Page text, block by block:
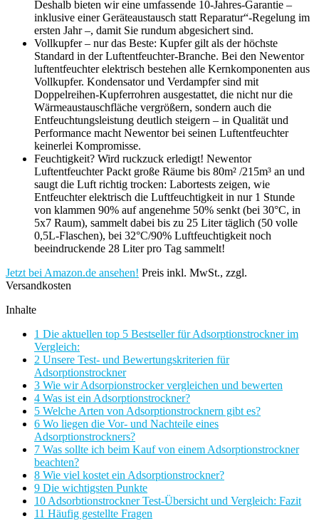
Deshalb bieten wir eine umfassende 10-Jahres-Garantie –
inklusive einer Geräteaustausch statt Reparatur“-Regelung im
ersten Jahr –, damit Sie rundum abgesichert sind.
Vollkupfer – nur das Beste: Kupfer gilt als der höchste
Standard in der Luftentfeuchter-Branche. Bei den Newentor
luftentfeuchter elektrisch bestehen alle Kernkomponenten aus
Vollkupfer. Kondensator und Verdampfer sind mit
Doppelreihen-Kupferrohren ausgestattet, die nicht nur die
Wärmeaustauschfläche vergrößern, sondern auch die
Entfeuchtungsleistung deutlich steigern – in Qualität und
Performance macht Newentor bei seinen Luftentfeuchter
keinerlei Kompromisse.
Feuchtigkeit? Wird ruckzuck erledigt! Newentor
Luftentfeuchter Packt große Räume bis 80m² /215m³ an und
saugt die Luft richtig trocken: Labortests zeigen, wie
Entfeuchter elektrisch die Luftfeuchtigkeit in nur 1 Stunde
von klammen 90% auf angenehme 50% senkt (bei 30°C, in
5x7 Raum), sammelt dabei bis zu 25 Liter täglich (50 volle
0,5L-Flaschen), bei 32°C/90% Luftfeuchtigkeit noch
beeindruckende 28 Liter pro Tag sammelt!
Jetzt bei Amazon.de ansehen! Preis inkl. MwSt., zzgl.
Versandkosten
Inhalte
1 Die aktuellen top 5 Bestseller für Adsorptionstrockner im
Vergleich:
2 Unsere Test- und Bewertungskriterien für
Adsorptionstrockner
3 Wie wir Adsorpionstrocker vergleichen und bewerten
4 Was ist ein Adsorptionstrockner?
5 Welche Arten von Adsorptionstrocknern gibt es?
6 Wo liegen die Vor- und Nachteile eines
Adsorptionstrockners?
7 Was sollte ich beim Kauf von einem Adsorptionstrockner
beachten?
8 Wie viel kostet ein Adsorptionstrockner?
9 Die wichtigsten Punkte
10 Adsorbtionstrockner Test-Übersicht und Vergleich: Fazit
11 Häufig gestellte Fragen